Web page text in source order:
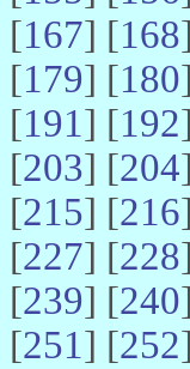
[167] [168
[179] [180
[191] [192
[203] [204
[215] [216
[227] [228
[239] [240
[251] [252